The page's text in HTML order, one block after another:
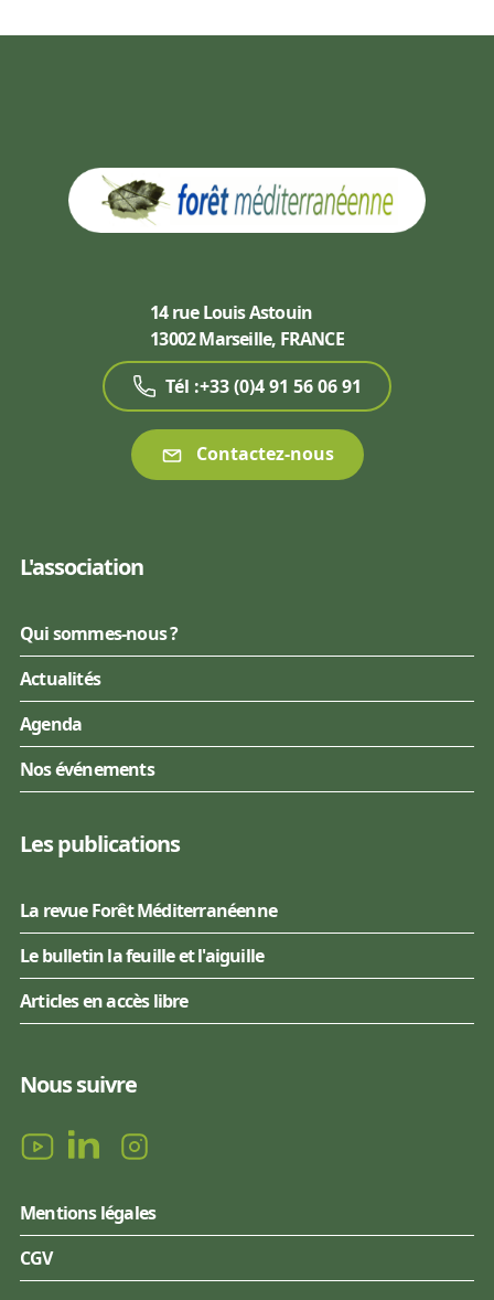
14 rue Louis Astouin
13002 Marseille, FRANCE
Tél :+33 (0)4 91 56 06 91
Contactez-nous
L'association
Qui sommes-nous ?
Actualités
Agenda
Nos événements
Les publications
La revue Forêt Méditerranéenne
Le bulletin la feuille et l'aiguille
Articles en accès libre
Nous suivre
Mentions légales
CGV